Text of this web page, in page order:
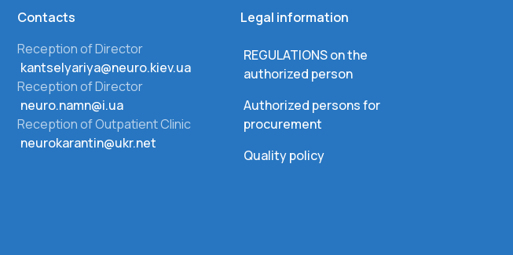
Сontacts
Reception of Director
kantselyariya@neuro.kiev.ua
Reception of Director
neuro.namn@i.ua
Reception of Outpatient Clinic
neurokarantin@ukr.net
Legal information
REGULATIONS on the
authorized person
Authorized persons for
procurement
Quality policy